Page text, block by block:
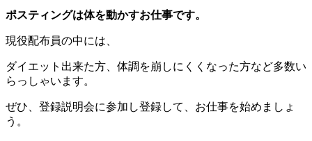
ポスティングは体を動かすお仕事です。
現役配布員の中には、
ダイエット出来た方、体調を崩しにくくなった方など多数い
らっしゃいます。
ぜひ、登録説明会に参加し登録して、お仕事を始めましょ
う。